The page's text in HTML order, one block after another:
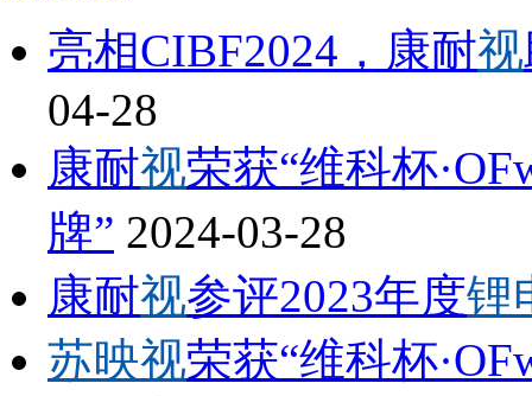
亮相CIBF2024，康耐视
04-28
康耐视荣获“维科杯
牌” 2024-03-28
康耐视参评2023年度锂
苏映视荣获“维科杯